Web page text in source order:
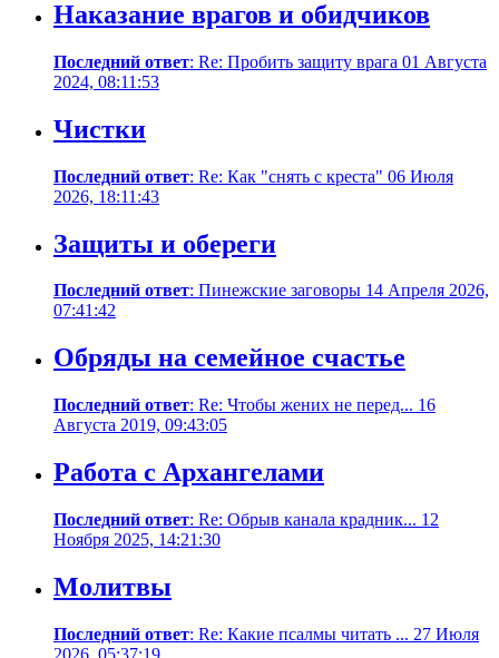
Наказание врагов и обидчиков
Последний ответ: Re: Пробить защиту врага 01 Августа
2024, 08:11:53
Чистки
Последний ответ: Re: Как "снять с креста" 06 Июля
2026, 18:11:43
Защиты и обереги
Последний ответ: Пинежские заговоры 14 Апреля 2026,
07:41:42
Обряды на семейное счастье
Последний ответ: Re: Чтобы жених не перед... 16
Августа 2019, 09:43:05
Работа с Архангелами
Последний ответ: Re: Обрыв канала крадник... 12
Ноября 2025, 14:21:30
Молитвы
Последний ответ: Re: Какие псалмы читать ... 27 Июля
2026, 05:37:19